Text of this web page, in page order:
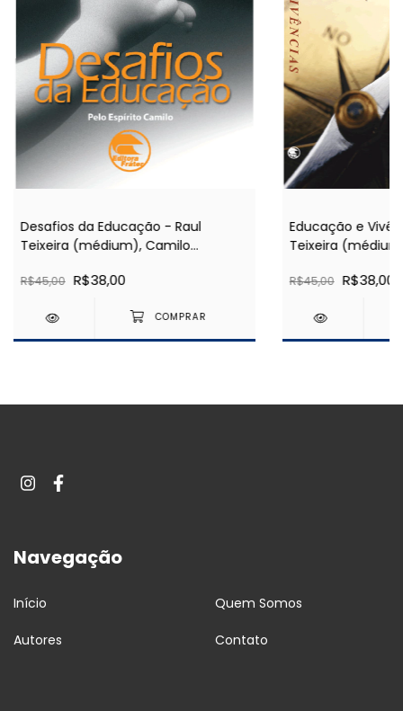
Desafios da Educação - Raul
Teixeira (médium), Camilo
R$45,00 R$38,00
Educação e
Teixeira
R$45,00 R$38,00
Navegação
Início Quem Somos
Autores Contato